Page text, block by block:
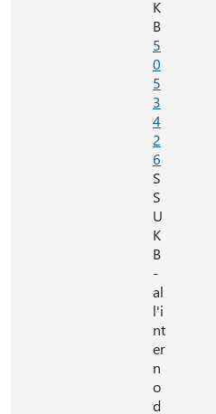
K
B
5
0
5
3
4
2
6
S
S
U
K
B
-
al
l'i
nt
er
n
o
d